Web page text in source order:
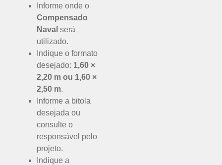
Informe onde o
Compensado
Naval será
utilizado.
Indique o formato
desejado: 1,60 ×
2,20 m ou 1,60 ×
2,50 m.
Informe a bitola
desejada ou
consulte o
responsável pelo
projeto.
Indique a